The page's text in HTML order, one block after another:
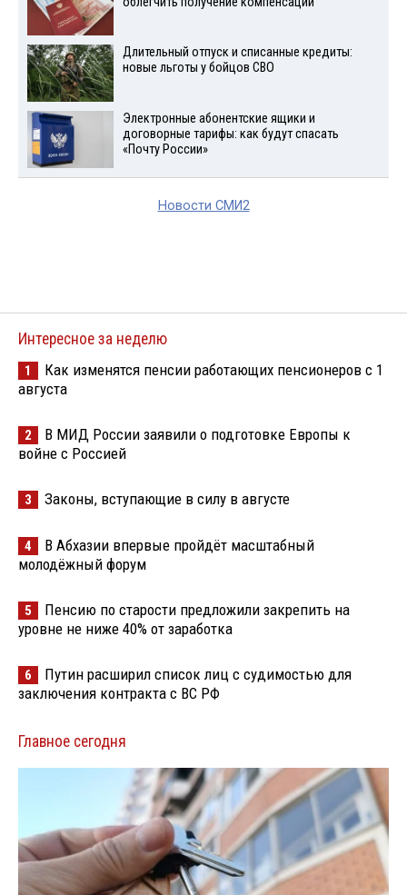
Длительный отпуск и списанные кредиты:
новые льготы у бойцов СВО
Электронные абонентские ящики и
договорные тарифы: как будут спасать
«Почту России»
Новости СМИ2
Интересное за неделю
1
Как изменятся пенсии работающих пенсионеров с 1
августа
2
В МИД России заявили о подготовке Европы к
войне с Россией
3 Законы, вступающие в силу в августе
4
В Абхазии впервые пройдёт масштабный
молодёжный форум
5
Пенсию по старости предложили закрепить на
уровне не ниже 40% от заработка
6
Путин расширил список лиц с судимостью для
заключения контракта с ВС РФ
Главное сегодня